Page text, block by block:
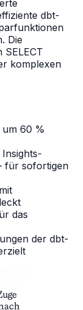
dbt-
Die
komplexen
60 %
für sofortigen
das
der dbt-